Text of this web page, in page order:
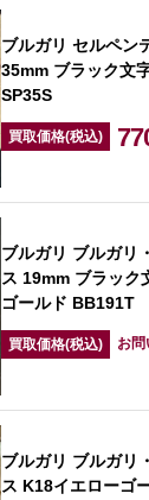
ブルガリ セルペン
35mm ブラック文
SP35S
買取価格(税込)
ブルガリ ブルガリ
ス 19mm ブラック
ゴールド BB191T
買取価格(税込) お
ブルガリ ブルガリ
ス K18イエローゴ